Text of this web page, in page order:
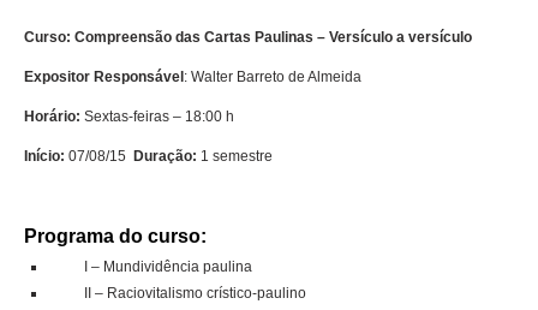
Publicação
Alunos
Vídeos e Palestras
Fale Conosco
Curso: Compreensão das Cartas Paulinas – Versículo a versículo
Expositor Responsável : Walter Barreto de Almeida
Horário: Sextas-feiras – 18:00 h
Início: 07/08/15 Duração: 1 semestre
Programa do curso:
I – Mundividência paulina
II – Raciovitalismo crístico-paulino